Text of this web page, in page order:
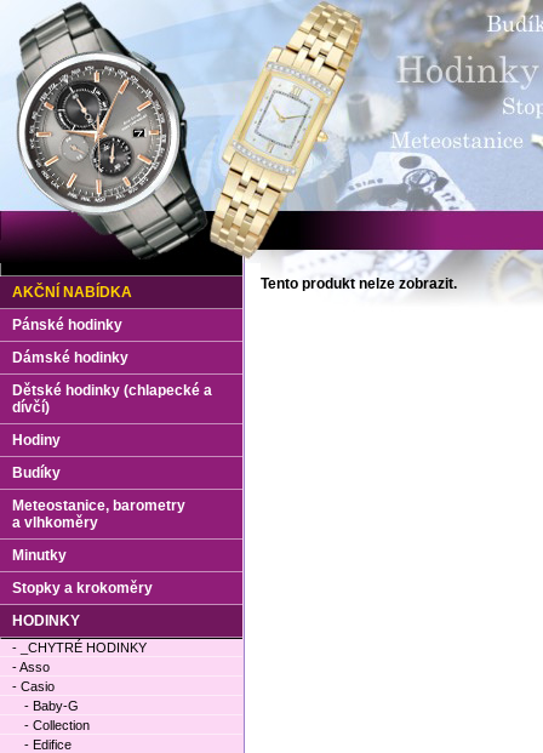
Tento produkt nelze zobrazit.
AKČNÍ NABÍDKA
Pánské hodinky
Dámské hodinky
Dětské hodinky (chlapecké a
dívčí)
Hodiny
Budíky
Meteostanice, barometry
a vlhkoměry
Minutky
Stopky a krokoměry
HODINKY
- _CHYTRÉ HODINKY
- Asso
- Casio
- Baby-G
- Collection
- Edifice